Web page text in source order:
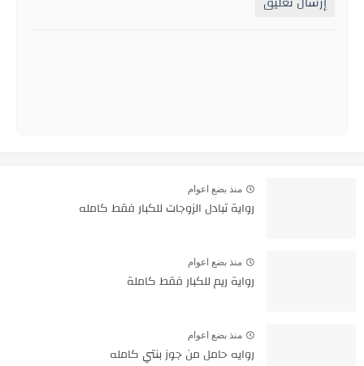
منذ بضع اعوام
رواية تبادل الزوجات للكبار فقط كامله
منذ بضع اعوام
رواية ريم للكبار فقط كاملة
منذ بضع اعوام
روايه حامل من جوز بنتي كامله